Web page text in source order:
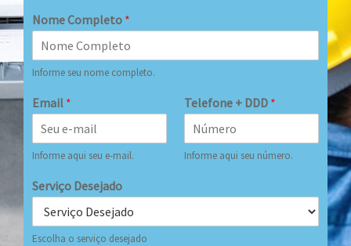
Nome Completo *
Informe seu nome completo.
Email *
Informe aqui seu e-mail.
Telefone + DDD *
Informe aqui seu número.
Serviço Desejado
Escolha o serviço desejado